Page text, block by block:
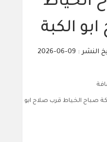
الكبة
الخياط قرب صلاح ابو